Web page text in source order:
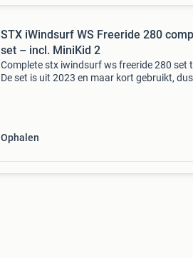
STX iWindsurf WS Freeride 280
set – incl. MiniKid 2
Complete stx iwindsurf ws freeride 280 set
De set is uit 2023 en maar kort gebruikt,
Ophalen